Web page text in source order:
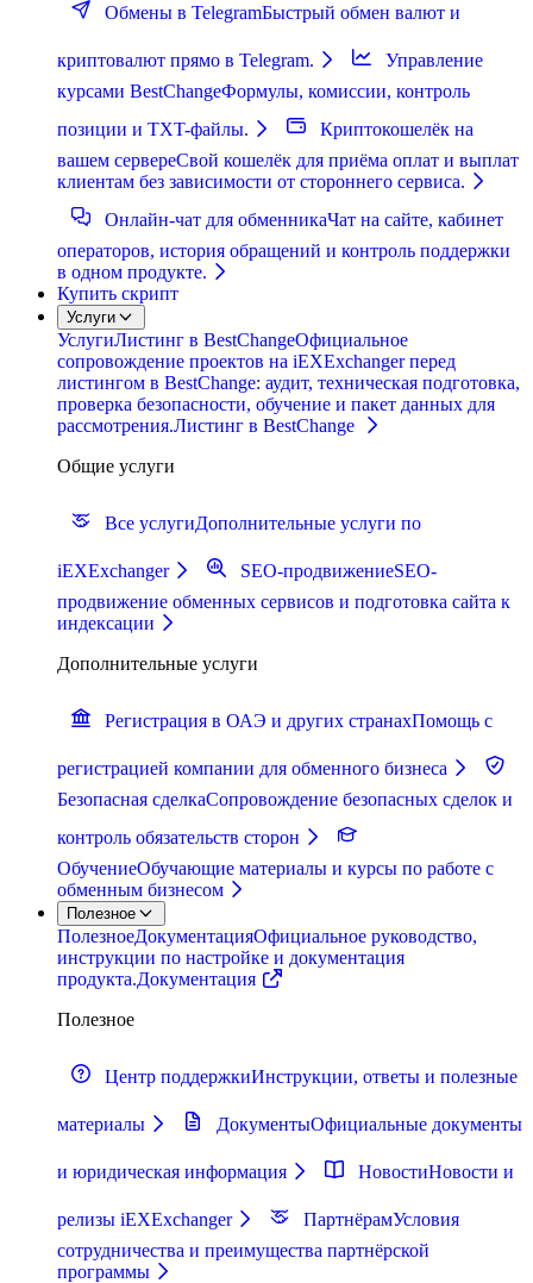
Обмены в TelegramБыстрый обмен валют и
криптовалют прямо в Telegram.
Управление
курсами BestChangeФормулы, комиссии, контроль
позиции и TXT-файлы.
Криптокошелёк на
вашем сервереСвой кошелёк для приёма оплат и выплат
клиентам без зависимости от стороннего сервиса.
Онлайн-чат для обменникаЧат на сайте, кабинет
операторов, история обращений и контроль поддержки
в одном продукте.
Купить скрипт
Услуги
УслугиЛистинг в BestChangeОфициальное
сопровождение проектов на iEXExchanger перед
листингом в BestChange: аудит, техническая подготовка,
проверка безопасности, обучение и пакет данных для
рассмотрения.Листинг в BestChange
Общие услуги
Все услугиДополнительные услуги по
iEXExchanger SEO-продвижениеSEO-
продвижение обменных сервисов и подготовка сайта к
индексации
Дополнительные услуги
Регистрация в ОАЭ и других странахПомощь с
регистрацией компании для обменного бизнеса
Безопасная сделкаСопровождение безопасных сделок и
контроль обязательств сторон
ОбучениеОбучающие материалы и курсы по работе с
обменным бизнесом
Полезное
ПолезноеДокументацияОфициальное руководство,
инструкции по настройке и документация
продукта.Документация
Полезное
Центр поддержкиИнструкции, ответы и полезные
материалы ДокументыОфициальные документы
и юридическая информация НовостиНовости и
релизы iEXExchanger ПартнёрамУсловия
сотрудничества и преимущества партнёрской
программы